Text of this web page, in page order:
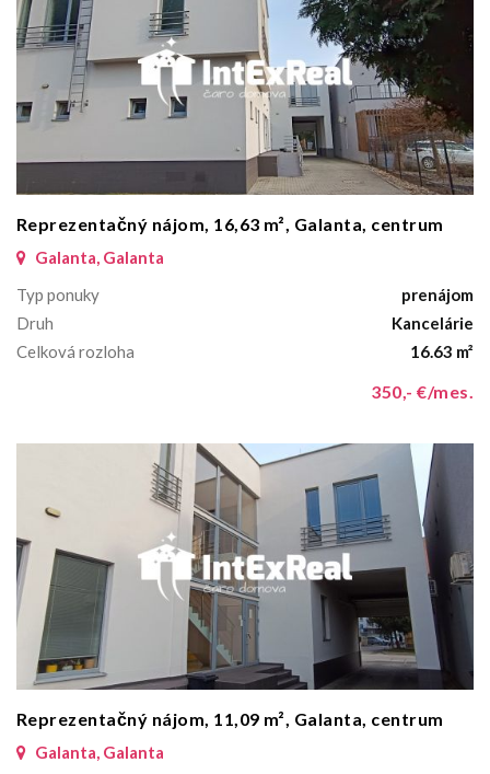
Reprezentačný nájom, 16,63 m², Galanta, centrum
Galanta, Galanta
Typ ponuky
prenájom
Druh
Kancelárie
Celková rozloha
16.63 m²
350,- €/mes.
Reprezentačný nájom, 11,09 m², Galanta, centrum
Galanta, Galanta